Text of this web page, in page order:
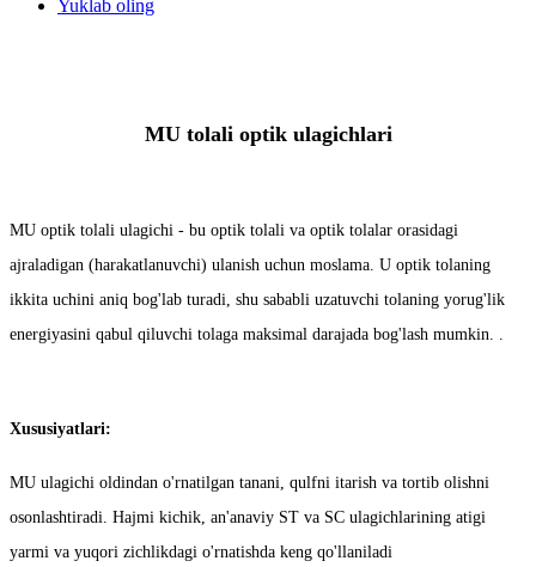
Yuklab oling
MU tolali optik ulagichlari
MU optik tolali ulagichi - bu optik tolali va optik tolalar orasidagi
ajraladigan (harakatlanuvchi) ulanish uchun moslama. U optik tolaning
ikkita uchini aniq bog'lab turadi, shu sababli uzatuvchi tolaning yorug'lik
energiyasini qabul qiluvchi tolaga maksimal darajada bog'lash mumkin. .
Xususiyatlari:
MU ulagichi oldindan o'rnatilgan tanani, qulfni itarish va tortib olishni
osonlashtiradi. Hajmi kichik, an'anaviy ST va SC ulagichlarining atigi
yarmi va yuqori zichlikdagi o'rnatishda keng qo'llaniladi